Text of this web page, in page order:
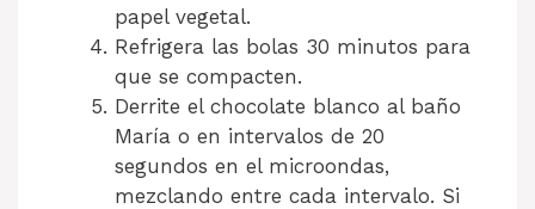
papel vegetal.
Refrigera las bolas 30 minutos para
que se compacten.
Derrite el chocolate blanco al baño
María o en intervalos de 20
segundos en el microondas,
mezclando entre cada intervalo. Si